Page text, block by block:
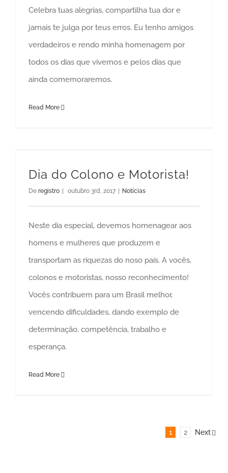
Celebra tuas alegrias, compartilha tua dor e
jamais te julga por teus erros. Eu tenho amigos
verdadeiros e rendo minha homenagem por
todos os dias que vivemos e pelos dias que
ainda comemoraremos.
Read More
Dia do Colono e Motorista!
De registro | outubro 3rd, 2017 | Notícias
Neste dia especial, devemos homenagear aos
homens e mulheres que produzem e
transportam as riquezas do noso país. A vocês,
colonos e motoristas, nosso reconhecimento!
Vocês contribuem para um Brasil melhor,
vencendo dificuldades, dando exemplo de
determinação, competência, trabalho e
esperança.
Read More
1 2 Next